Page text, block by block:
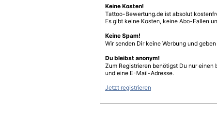
Keine Kosten!
Tattoo-Bewertung.de ist absolut
Es gibt keine Kosten, keine Abo-Fallen
Keine Spam!
Wir senden Dir keine Werbung und
Du bleibst anonym!
Zum Registrieren benötigst Du nur einen
und eine E-Mail-Adresse.
Jetzt registrieren